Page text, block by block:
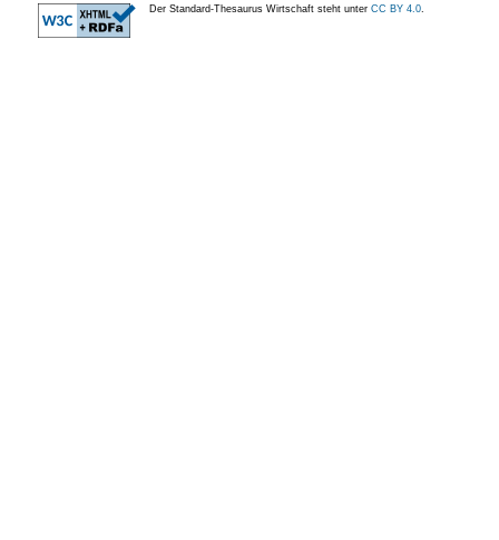
Der Standard-Thesaurus Wirtschaft steht unter CC BY 4.0